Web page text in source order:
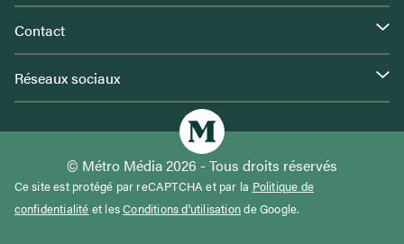
Contact
Réseaux sociaux
© Métro Média 2026 - Tous droits réservés
Ce site est protégé par reCAPTCHA et par la Politique de
confidentialité et lesConditions d'utilisationde Google.